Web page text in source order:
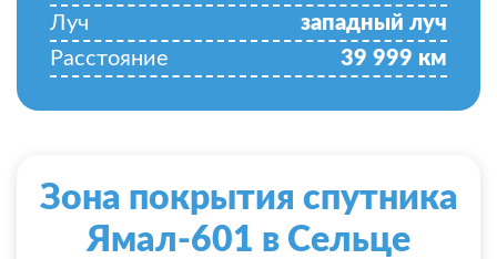
Луч
западный луч
Расстояние
39 999 км
Зона покрытия спутника
Ямал-601 в Сельце